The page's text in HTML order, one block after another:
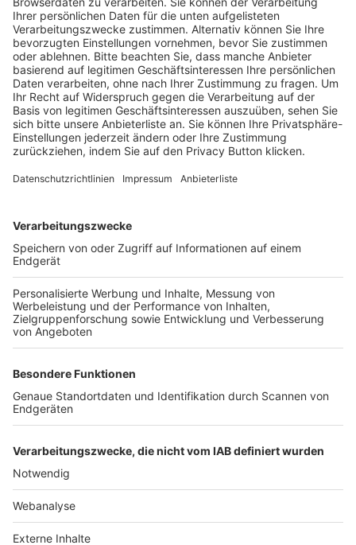
Trainerausbildung
Schulungsangebot Vereinsmitarbeiter
BFV-Geschäftsstellen
Trainerbörse
Login SpielPlus
FOLGE DEM BFV
TOP-VEREINE
TOP-PARTNER
Nutzungsbedingungen Datenschutz Impressum